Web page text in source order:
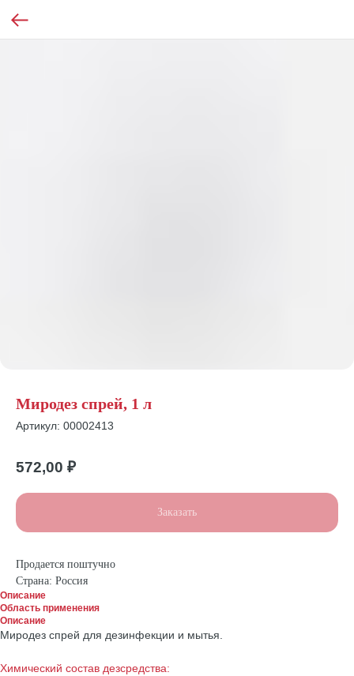
Миродез спрей, 1 л
Артикул: 00002413
572,00 ₽
Заказать
Продается поштучно
Страна: Россия
Описание
Область применения
Описание
Миродез спрей для дезинфекции и мытья.
Химический состав дезсредства: